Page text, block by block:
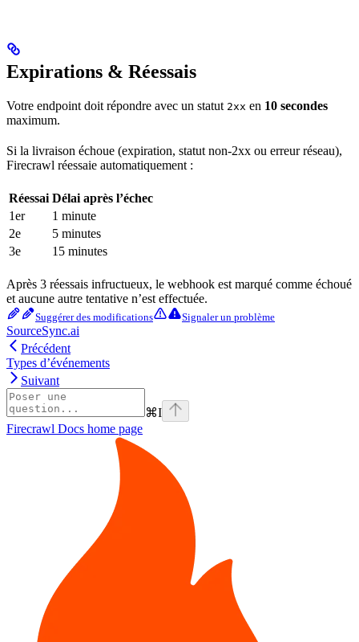
Expirations & Réessais
Votre endpoint doit répondre avec un statut 2xx en 10 secondes
maximum.
Si la livraison échoue (expiration, statut non-2xx ou erreur réseau),
Firecrawl réessaie automatiquement :
Réessai Délai après l’échec
1er
1 minute
2e
5 minutes
3e
15 minutes
Après 3 réessais infructueux, le webhook est marqué comme échoué
et aucune autre tentative n’est effectuée.
Suggérer des modifications Signaler un problème
SourceSync.ai
Précédent
Types d’événements
Suivant
⌘I
Firecrawl Docs home page